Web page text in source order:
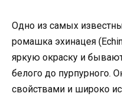
Одно из самых
ромашка эхинацея
яркую окраску и
белого до пурпурного.
свойствами и широко